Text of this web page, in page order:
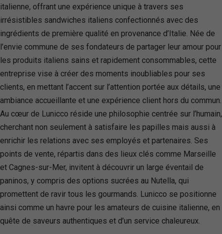
italienne, offrant une expérience unique à travers ses
irrésistibles sandwiches italiens confectionnés avec des
ingrédients de première qualité en provenance d’Italie. Née de
l’envie commune de ses fondateurs de partager leur amour pour
les produits italiens sains et rapidement consommables, cette
entreprise vise à créer des moments inoubliables pour ses
clients, en mettant l’accent sur l’attention portée aux détails, une
ambiance accueillante et une expérience client hors du commun.
Au cœur de Lunicco réside une philosophie centrée sur l’humain,
cherchant non seulement à satisfaire les papilles mais aussi à
enrichir les relations avec ses employés et partenaires. Ses
points de vente, répartis dans des lieux clés comme Marseille
et Cagnes-sur-Mer, invitent à découvrir un large éventail de
paninos, y compris des options sucrées au Nutella, qui
promettent de ravir tous les gourmands. Lunicco se positionne
ainsi comme un havre pour les amateurs de cuisine italienne, en
quête de saveurs authentiques et d’un service chaleureux.